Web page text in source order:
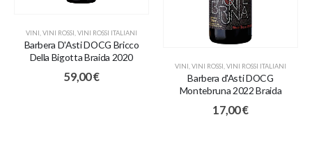
VINI,VINI ROSSI,VINI ROSSI ITALIANI
Barbera D'Asti DOCG Bricco
Della Bigotta Braida 2020
59,00€
VINI VINI ROSSI VINI ROSSI ITALIANI
Barbera d'Asti DOCG
Montebruna 2022 Braida
17,00€